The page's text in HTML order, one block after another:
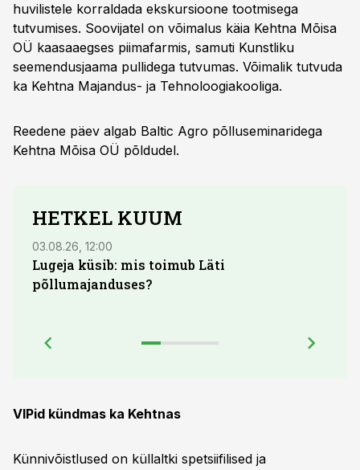
huvilistele korraldada ekskursioone tootmisega
tutvumises. Soovijatel on võimalus käia Kehtna Mõisa
OÜ kaasaaegses piimafarmis, samuti Kunstliku
seemendusjaama pullidega tutvumas. Võimalik tutvuda
ka Kehtna Majandus- ja Tehnoloogiakooliga.
Reedene päev algab Baltic Agro põlluseminaridega
Kehtna Mõisa OÜ põldudel.
HETKEL KUUM
03.08.26, 12:00
Lugeja küsib: mis toimub Läti
põllumajanduses?
VIPid kündmas ka Kehtnas
Künnivõistlused on küllaltki spetsiifilised ja